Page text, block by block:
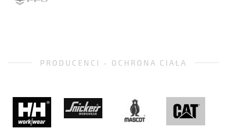
PRODUCENCI - OCHRONA CIAŁA